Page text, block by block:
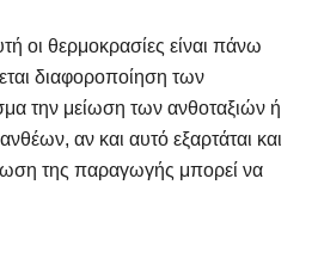
οι θερμοκρασίες είναι πάνω
διαφοροποίηση των
την μείωση των ανθοταξιών ή
αν και αυτό εξαρτάται και
της παραγωγής μπορεί να